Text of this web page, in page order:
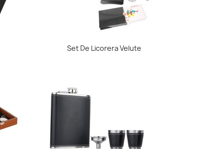
Vista rápida
Set De Licorera Velute